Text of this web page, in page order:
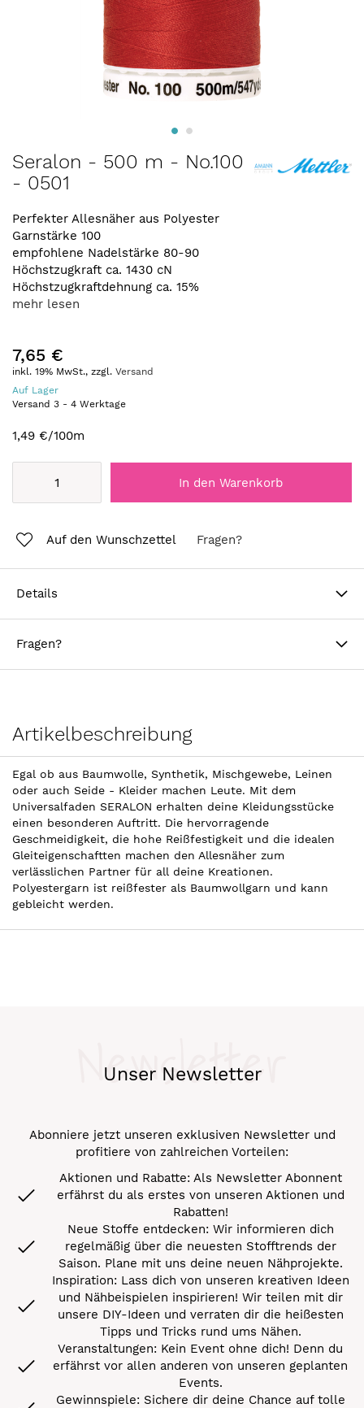
Anfang
der
springen
Seralon - 500 m - No.100
- 0501
Perfekter Allesnäher aus Polyester
Garnstärke 100
empfohlene Nadelstärke 80-90
Höchstzugkraft ca. 1430 cN
Höchstzugkraftdehnung ca. 15%
mehr lesen
7,65 €
inkl. 19% MwSt., zzgl. Versand
Auf Lager
Versand 3 - 4 Werktage
1,49 €/100m
In den Warenkorb
Auf den Wunschzettel Fragen?
Details
Fragen?
Artikelbeschreibung
Egal ob aus Baumwolle, Synthetik, Mischgewebe, Leinen
oder auch Seide - Kleider machen Leute. Mit dem
Universalfaden SERALON erhalten deine Kleidungsstücke
einen besonderen Auftritt. Die hervorragende
Geschmeidigkeit, die hohe Reißfestigkeit und die idealen
Gleiteigenschaftten machen den Allesnäher zum
verlässlichen Partner für all deine Kreationen.
Polyestergarn ist reißfester als Baumwollgarn und kann
gebleicht werden.
Unser Newsletter
Newsletter
Abonniere jetzt unseren exklusiven Newsletter und
profitiere von zahlreichen Vorteilen:
Aktionen und Rabatte: Als Newsletter Abonnent
erfährst du als erstes von unseren Aktionen und
Rabatten!
Neue Stoffe entdecken: Wir informieren dich
regelmäßig über die neuesten Stofftrends der
Saison. Plane mit uns deine neuen Nähprojekte.
Inspiration: Lass dich von unseren kreativen Ideen
und Nähbeispielen inspirieren! Wir teilen mit dir
unsere DIY-Ideen und verraten dir die heißesten
Tipps und Tricks rund ums Nähen.
Veranstaltungen: Kein Event ohne dich! Denn du
erfährst vor allen anderen von unseren geplanten
Events.
Gewinnspiele: Sichere dir deine Chance auf tolle